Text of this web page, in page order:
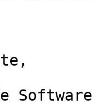
Software